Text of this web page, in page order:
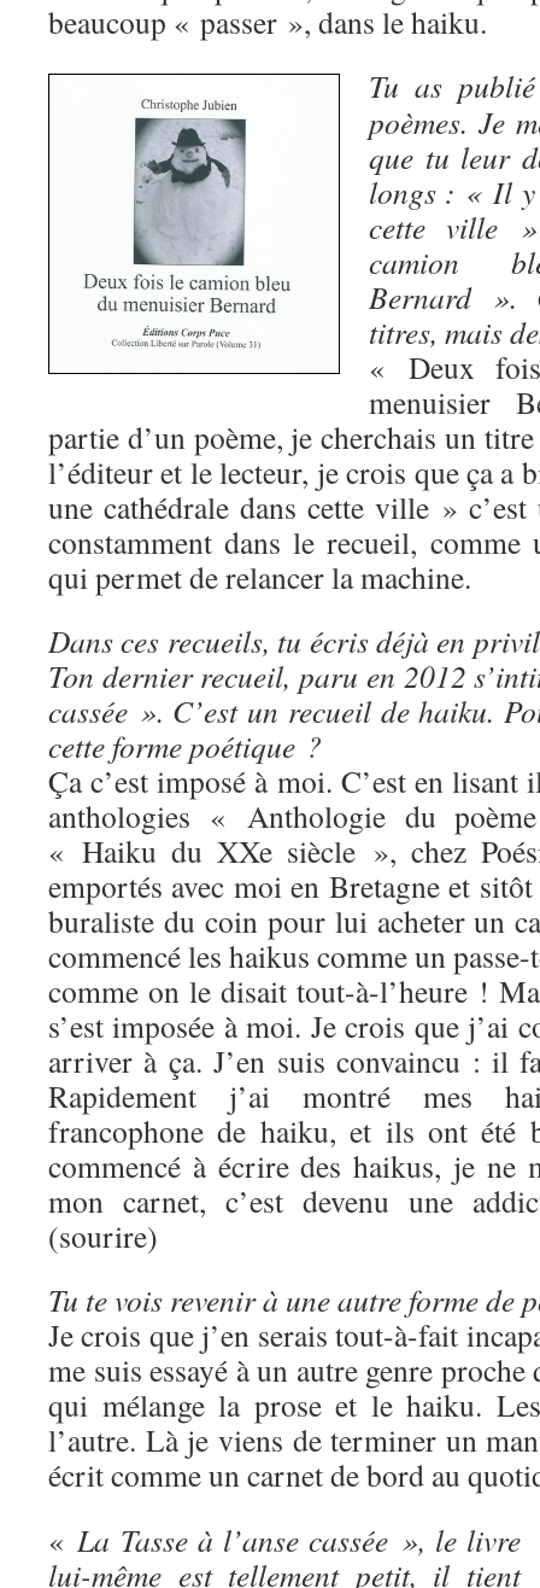
beaucoup « passer », dans le haiku.
Tu as
poèmes. Je
que tu leur
longs : « Il y
cette ville
camion
Bernard ».
titres, mais
« Deux
menuisier
partie d’un poème, je cherchais un
l’éditeur et le lecteur, je crois que ça a
une cathédrale dans cette ville »
constamment dans le recueil,
qui permet de relancer la machine.
Dans ces recueils, tu écris déjà en
Ton dernier recueil, paru en 2012
cassée ». C’est un recueil de haiku.
cette forme poétique ?
Ça c’est imposé à moi. C’est en
anthologies « Anthologie du
« Haiku du XXe siècle », chez
emportés avec moi en Bretagne et
buraliste du coin pour lui acheter un
commencé les haikus comme un
comme on le disait tout-à-l’heure !
s’est imposée à moi. Je crois que j’ai
arriver à ça. J’en suis convaincu : il
Rapidement j’ai montré mes
francophone de haiku, et ils ont été
commencé à écrire des haikus, je ne
mon carnet, c’est devenu une
(sourire)
Tu te vois revenir à une autre forme de
Je crois que j’en serais tout-à-fait
me suis essayé à un autre genre
qui mélange la prose et le haiku.
l’autre. Là je viens de terminer un
écrit comme un carnet de bord au
«La Tasse à l’anse cassée », le livre
lui-même est tellement petit, il tient